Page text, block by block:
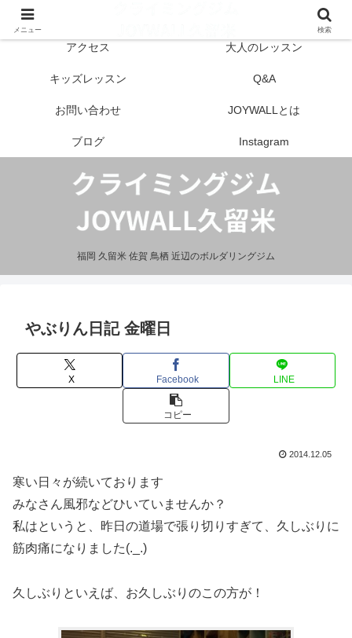
福岡 久留米 佐賀 鳥栖 近辺のボルダリングジム
アクセス 大人のレッスン
キッズレッスン Q&A
お問い合わせ JOYWALLとは
ブログ Instagram
やぶりん日記 金曜日
X Facebook LINE
コピー
2014.12.05
寒い日々が続いております
みなさん風邪などひいていませんか？
私はというと、昨日の道場で張り切りすぎて、久しぶりに
筋肉痛になりました(._.)
久しぶりといえば、お久しぶりのこの方が！
メニュー 検索